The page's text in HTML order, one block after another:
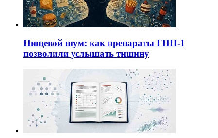
Пищевой шум: как препараты ГПП-1
позволили услышать тишину